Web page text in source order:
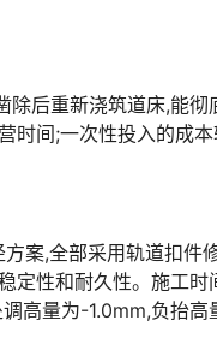
除后重新浇筑道床,能
时间;一次性投入的成本
案,全部采用轨道扣件
定性和耐久性。施工
高量为-1.0mm,负抬